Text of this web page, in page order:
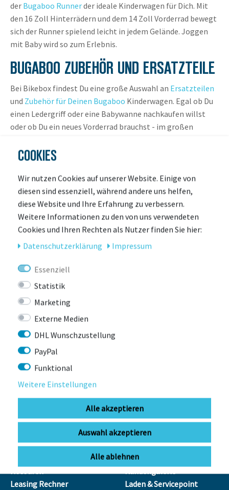
der Bugaboo Runnerder ideale Kinderwagen für Dich. Mit
den 16 Zoll Hinterrädern und dem 14 Zoll Vorderrad bewegt
sich der Runner spielend leicht in jedem Gelände. Joggen
mit Baby wird so zum Erlebnis.
BUGABOO ZUBEHÖR UND ERSATZTEILE
Bei Bikebox findest Du eine große Auswahl an Ersatzteilen
und Zubehör für Deinen Bugaboo Kinderwagen. Egal ob Du
einen Ledergriff oder eine Babywanne nachkaufen willst
oder ob Du ein neues Vorderrad brauchst - im großen
KONTAKT
BIKEBOX GmbH
Stuttgarter Str. 72 78628 Rottweil-
Neufra
0741 206770-00
OFFNUNGSZEITEN
Leasing
Retouren
Leasing Rechner
ÜBER UNS
Unser Team
Kontakt
Kundengalerie
Laden & Servicepoint
COOKIES
Wir nutzen Cookies auf unserer Website. Einige von
diesen sind essenziell, während andere uns helfen,
diese Website und Ihre Erfahrung zu verbessern.
Weitere Informationen zu den von uns verwendeten
Cookies und Ihren Rechten als Nutzer finden Sie hier:
Daten­schutz­erklärung
Impressum
Essenziell
Statistik
Marketing
Externe Medien
DHL Wunschzustellung
PayPal
Funktional
Weitere Einstellungen
Alle akzeptieren
Auswahl akzeptieren
Alle ablehnen